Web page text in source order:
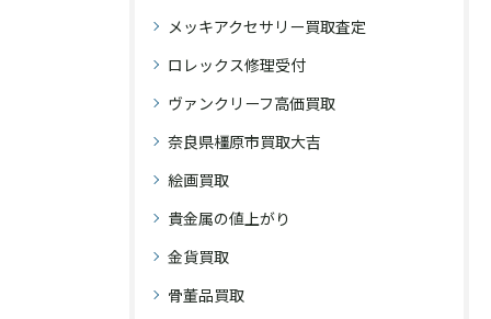
メッキアクセサリー買取査定
ロレックス修理受付
ヴァンクリーフ高価買取
奈良県橿原市買取大吉
絵画買取
貴金属の値上がり
金貨買取
骨董品買取